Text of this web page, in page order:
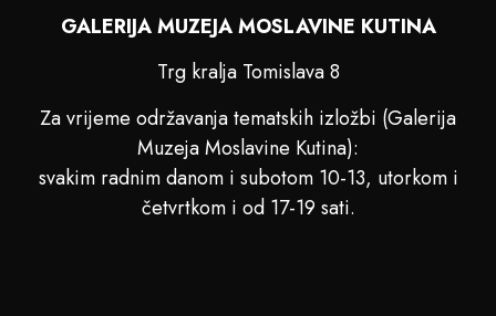
GALERIJA MUZEJA MOSLAVINE KUTINA
Trg kralja Tomislava 8
Za vrijeme održavanja tematskih izložbi (Galerija
Muzeja Moslavine Kutina):
svakim radnim danom i subotom 10-13, utorkom i
četvrtkom i od 17-19 sati.